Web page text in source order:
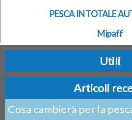
PESCA IN TOTALE
Mipaff
Utili
Articoli
Cosa cambierà per la